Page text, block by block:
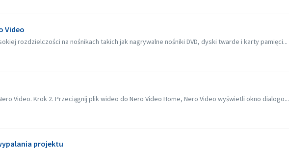
Video
rozdzielczości na nośnikach takich jak nagrywalne nośniki DVD, dyski twarde i karty pamięci...
Video. Krok 2. Przeciągnij plik wideo do Nero Video Home, Nero Video wyświetli okno dialogo...
projektu